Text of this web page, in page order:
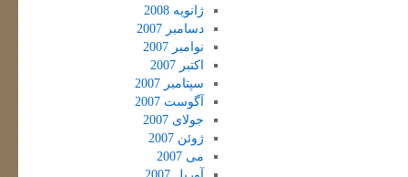
ژانویه 2008
دسامبر 2007
نوامبر 2007
اکتبر 2007
سپتامبر 2007
آگوست 2007
جولای 2007
ژوئن 2007
می 2007